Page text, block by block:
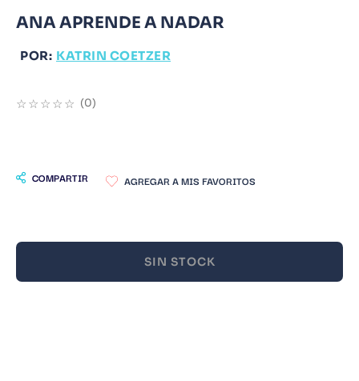
ANA APRENDE A NADAR
POR: KATRIN COETZER
☆☆☆☆☆ (0)
COMPARTIR
SIN STOCK
9. Warhammer
10. Infantil